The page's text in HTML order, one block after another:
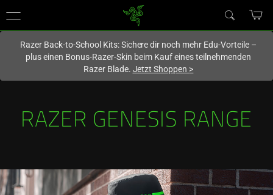
Du befindest dich aktuell auf der Website von
Razer Back-to-School Kits: Sichere dir noch mehr Edu-Vorteile –
plus einen Bonus-Razer-Skin beim Kauf eines teilnehmenden
Razer Blade. Jetzt Shoppen >
RAZER GENESIS RANGE